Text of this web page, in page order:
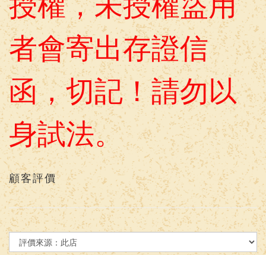
者會寄出存證信
函，切記！請勿以
身試法。
顧客評價